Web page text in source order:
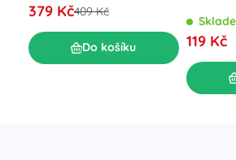
379 Kč409 Kč
Do košíku 119 Kč